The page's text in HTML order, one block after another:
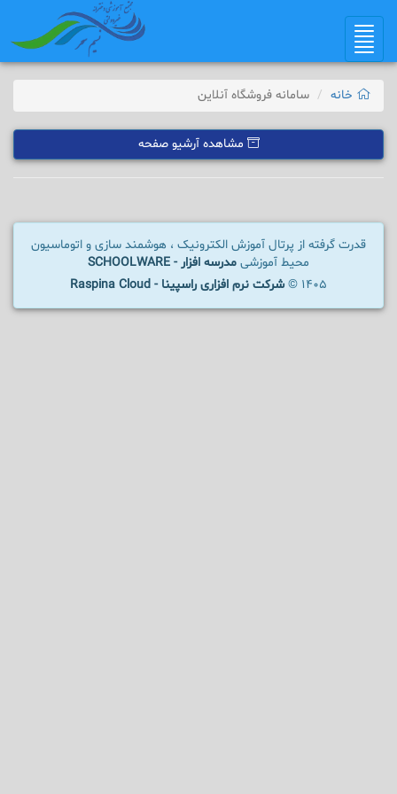
Toggle
navigation
خانه سامانه فروشگاه آنلاین
مشاهده آرشیو صفحه
قدرت گرفته از پرتال آموزش الکترونیک ، هوشمند سازی و اتوماسیون
محیط آموزشی مدرسه افزار - SCHOOLWARE
1405 ©
شرکت نرم افزاری راسپینا - Raspina Cloud